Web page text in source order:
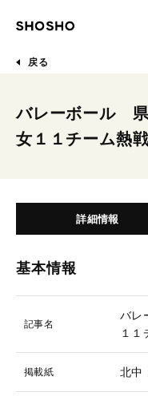
戻る
バレーボール
女１１チーム熱
詳細情報
基本情報
記事名
バレ
１１
掲載紙 北中